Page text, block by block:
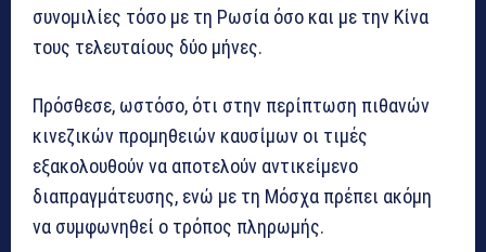
συνομιλίες τόσο με τη Ρωσία όσο και με την Κίνα
τους τελευταίους δύο μήνες.
Πρόσθεσε, ωστόσο, ότι στην περίπτωση πιθανών
κινεζικών προμηθειών καυσίμων οι τιμές
εξακολουθούν να αποτελούν αντικείμενο
διαπραγμάτευσης, ενώ με τη Μόσχα πρέπει ακόμη
να συμφωνηθεί ο τρόπος πληρωμής.